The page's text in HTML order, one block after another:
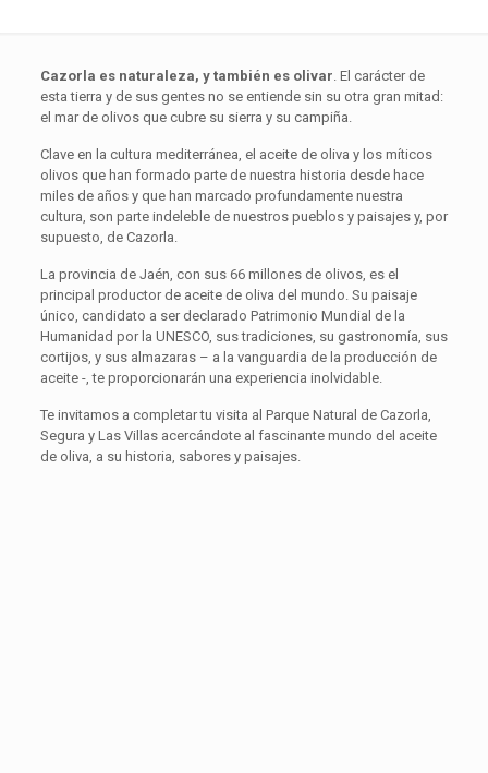
Cazorla es naturaleza, y también es olivar. El carácter de
esta tierra y de sus gentes no se entiende sin su otra gran mitad:
el mar de olivos que cubre su sierra y su campiña.
Clave en la cultura mediterránea, el aceite de oliva y los míticos
olivos que han formado parte de nuestra historia desde hace
miles de años y que han marcado profundamente nuestra
cultura, son parte indeleble de nuestros pueblos y paisajes y, por
supuesto, de Cazorla.
La provincia de Jaén, con sus 66 millones de olivos, es el
principal productor de aceite de oliva del mundo. Su paisaje
único, candidato a ser declarado Patrimonio Mundial de la
Humanidad por la UNESCO, sus tradiciones, su gastronomía, sus
cortijos, y sus almazaras – a la vanguardia de la producción de
aceite -, te proporcionarán una experiencia inolvidable.
Te invitamos a completar tu visita al Parque Natural de Cazorla,
Segura y Las Villas acercándote al fascinante mundo del aceite
de oliva, a su historia, sabores y paisajes.